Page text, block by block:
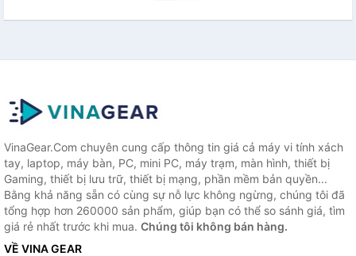
VinaGear.Com chuyên cung cấp thông tin giá cả máy vi tính xách
tay, laptop, máy bàn, PC, mini PC, máy trạm, màn hình, thiết bị
Gaming, thiết bị lưu trữ, thiết bị mạng, phần mềm bản quyền...
Bằng khả năng sẵn có cùng sự nỗ lực không ngừng, chúng tôi đã
tổng hợp hơn 260000 sản phẩm, giúp bạn có thể so sánh giá, tìm
giá rẻ nhất trước khi mua. Chúng tôi không bán hàng.
VỀ VINA GEAR